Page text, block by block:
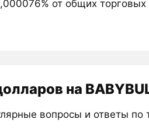
от общих
на
вопросы и ответы по